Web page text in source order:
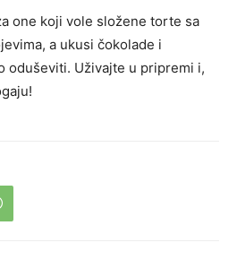
one koji vole složene torte sa
a ukusi čokolade i
oduševiti. Uživajte u pripremi i,